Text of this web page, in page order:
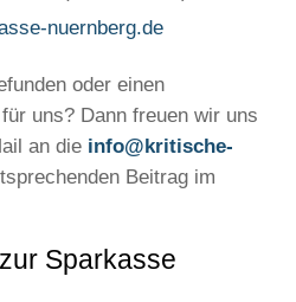
nuernberg.de
oder einen
uns? Dann freuen wir uns
an die info@kritische-
Beitrag im
zur Sparkasse